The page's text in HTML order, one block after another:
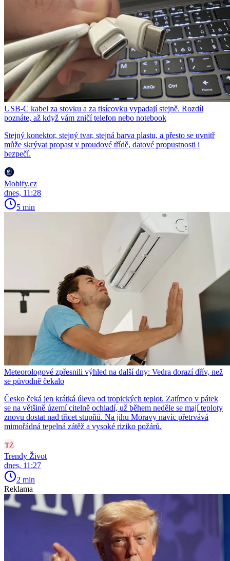
USB-C kabel za stovku a za tisícovku vypadají stejně. Rozdíl
poznáte, až když vám zničí telefon nebo notebook
Stejný konektor, stejný tvar, stejná barva plastu, a přesto se uvnitř
může skrývat propast v proudové třídě, datové propustnosti i
bezpečí.
Mobify.cz
dnes, 11:28
5 min
Meteorologové zpřesnili výhled na další dny: Vedra dorazí dřív, než
se původně čekalo
Česko čeká jen krátká úleva od tropických teplot. Zatímco v pátek
se na většině území citelně ochladí, už během neděle se mají teploty
znovu dostat nad třicet stupňů. Na jihu Moravy navíc přetrvává
mimořádná tepelná zátěž a vysoké riziko požárů.
Trendy Život
dnes, 11:27
2 min
Reklama